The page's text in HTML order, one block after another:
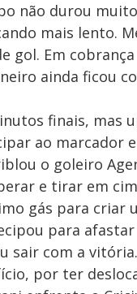
não durou
mais lento.
gol. Em
ainda ficou
finais, mas
ao marcador
o goleiro
e tirar em
gás para criar
para
sair com a
por ter